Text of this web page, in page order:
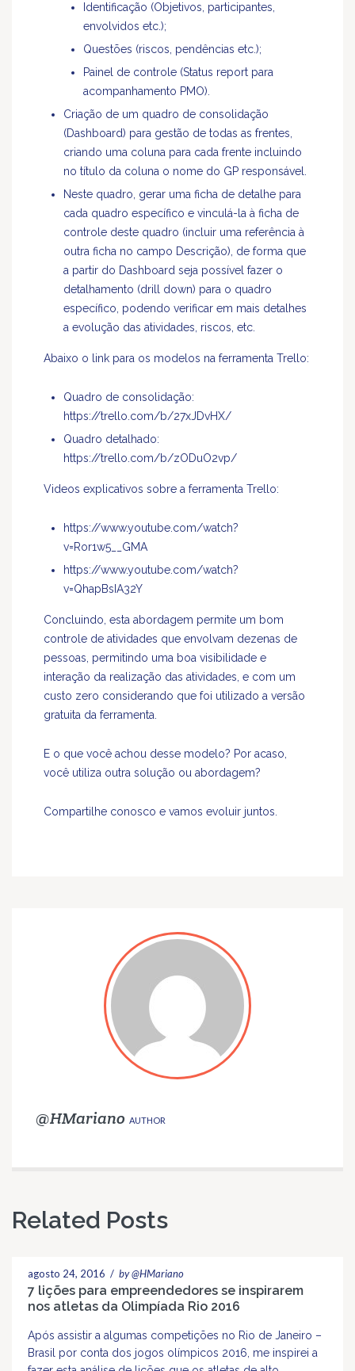
Identificação (Objetivos, participantes,
envolvidos etc.);
Questões (riscos, pendências etc.);
Painel de controle (Status report para
acompanhamento PMO).
Criação de um quadro de consolidação
(Dashboard) para gestão de todas as frentes,
criando uma coluna para cada frente incluindo
no título da coluna o nome do GP responsável.
Neste quadro, gerar uma ficha de detalhe para
cada quadro específico e vinculá-la à ficha de
controle deste quadro (incluir uma referência à
outra ficha no campo Descrição), de forma que
a partir do Dashboard seja possível fazer o
detalhamento (drill down) para o quadro
específico, podendo verificar em mais detalhes
a evolução das atividades, riscos, etc.
Abaixo o link para os modelos na ferramenta Trello:
Quadro de consolidação:
https://trello.com/b/27xJDvHX/
Quadro detalhado:
https://trello.com/b/zODuO2vp/
Videos explicativos sobre a ferramenta Trello:
https://www.youtube.com/watch?
v=Ror1w5__GMA
https://www.youtube.com/watch?
v=QhapBsIA32Y
Concluindo, esta abordagem permite um bom
controle de atividades que envolvam dezenas de
pessoas, permitindo uma boa visibilidade e
interação da realização das atividades, e com um
custo zero considerando que foi utilizado a versão
gratuita da ferramenta.
E o que você achou desse modelo? Por acaso,
você utiliza outra solução ou abordagem?
Compartilhe conosco e vamos evoluir juntos.
@HMariano AUTHOR
Related Posts
agosto 24, 2016 / by @HMariano
7 lições para empreendedores se inspirarem
nos atletas da Olimpíada Rio 2016
Após assistir a algumas competições no Rio de Janeiro –
Brasil por conta dos jogos olímpicos 2016, me inspirei a